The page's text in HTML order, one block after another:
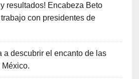
resultados! Encabeza Beto
con presidentes de
a descubrir el encanto de las